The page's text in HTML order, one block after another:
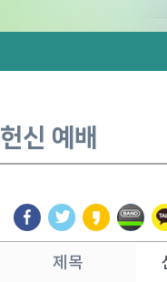
헌신 예배
제목